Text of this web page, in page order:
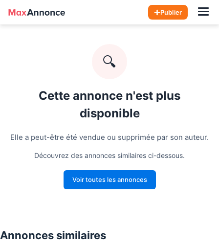
Publier
🔍
Cette annonce n'est plus
disponible
Elle a peut-être été vendue ou supprimée par son auteur.
Découvrez des annonces similaires ci-dessous.
Voir toutes les annonces
Annonces similaires